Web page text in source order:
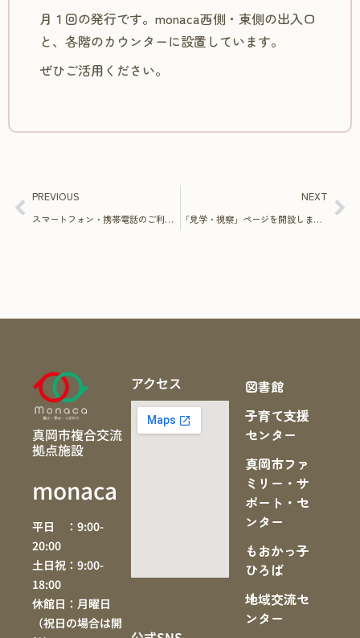
月１回の発行です。monaca西側・東側の出入口
と、各階のカウンターに設置しています。
ぜひご活用ください。
PREVIOUS
スマートフォン・携帯電話のご利用についてのおねがい
NEXT
「見学・視察」ページを開設しました
真岡市複合交流
拠点施設
monaca
平日 ：9:00-
20:00
土日祝：9:00-
18:00
休館日：月曜日
（祝日の場合は開
アクセス
図書館
子育て支援
センター
真岡市ファ
ミリー・サ
ポート・セ
ンター
もおかっ子
ひろば
地域交流セ
ンター